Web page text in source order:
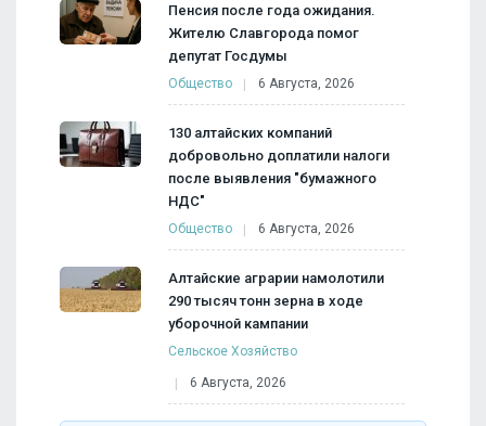
Пенсия после года ожидания.
Жителю Славгорода помог
депутат Госдумы
Общество 6 Августа, 2026
130 алтайских компаний
добровольно доплатили налоги
после выявления "бумажного
НДС"
Общество 6 Августа, 2026
Алтайские аграрии намолотили
290 тысяч тонн зерна в ходе
уборочной кампании
Сельское Хозяйство
6 Августа, 2026